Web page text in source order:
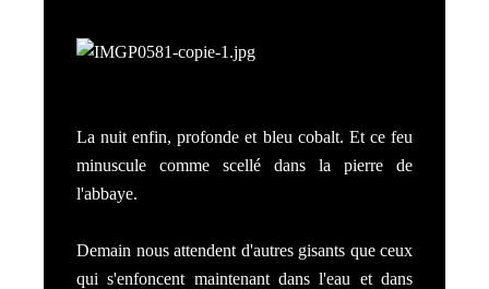
La nuit enfin, profonde et bleu cobalt. Et ce feu
minuscule comme scellé dans la pierre de
l'abbaye.
Demain nous attendent d'autres gisants que ceux
qui s'enfoncent maintenant dans l'eau et dans